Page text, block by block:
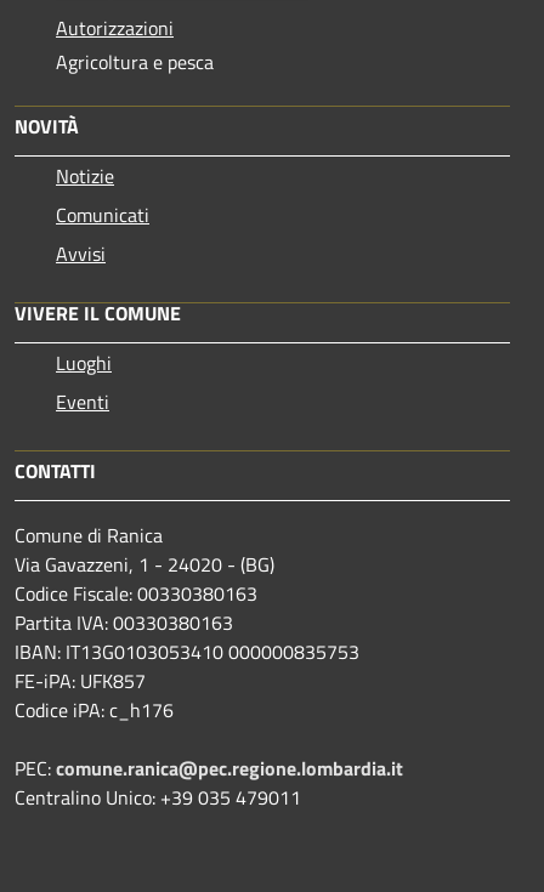
Autorizzazioni
Agricoltura e pesca
NOVITÀ
Notizie
Comunicati
Avvisi
VIVERE IL COMUNE
Luoghi
Eventi
CONTATTI
Comune di Ranica
Via Gavazzeni, 1 - 24020 - (BG)
Codice Fiscale: 00330380163
Partita IVA: 00330380163
IBAN: IT13G0103053410 000000835753
FE-iPA: UFK857
Codice iPA: c_h176
PEC:comune.ranica@pec.regione.lombardia.it
Centralino Unico: +39 035 479011